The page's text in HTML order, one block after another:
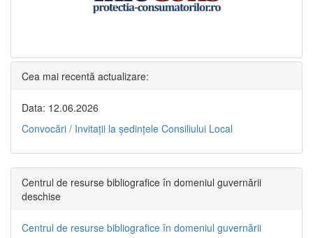
Cea mai recentă actualizare:
Data: 12.06.2026
Convocări / Invitaţii la şedinţele Consiliului Local
Centrul de resurse bibliografice în domeniul guvernării
deschise
Centrul de resurse bibliografice în domeniul guvernării